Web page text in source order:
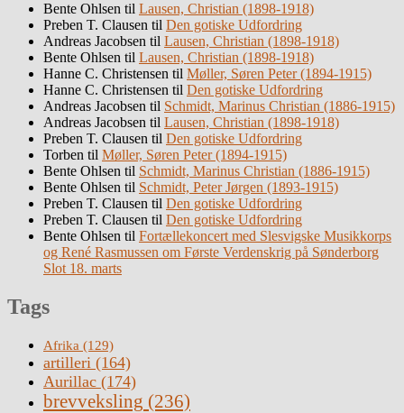
Bente Ohlsen til Lausen, Christian (1898-1918)
Preben T. Clausen til Den gotiske Udfordring
Andreas Jacobsen til Lausen, Christian (1898-1918)
Bente Ohlsen til Lausen, Christian (1898-1918)
Hanne C. Christensen til Møller, Søren Peter (1894-1915)
Hanne C. Christensen til Den gotiske Udfordring
Andreas Jacobsen til Schmidt, Marinus Christian (1886-1915)
Andreas Jacobsen til Lausen, Christian (1898-1918)
Preben T. Clausen til Den gotiske Udfordring
Torben til Møller, Søren Peter (1894-1915)
Bente Ohlsen til Schmidt, Marinus Christian (1886-1915)
Bente Ohlsen til Schmidt, Peter Jørgen (1893-1915)
Preben T. Clausen til Den gotiske Udfordring
Preben T. Clausen til Den gotiske Udfordring
Bente Ohlsen til Fortællekoncert med Slesvigske Musikkorps
og René Rasmussen om Første Verdenskrig på Sønderborg
Slot 18. marts
Tags
Afrika (129)
artilleri (164)
Aurillac (174)
brevveksling (236)